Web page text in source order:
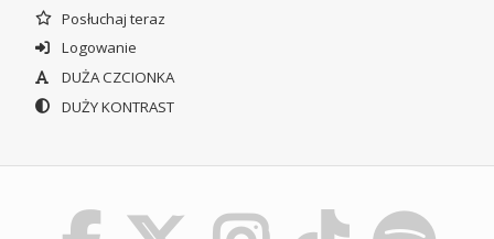
Posłuchaj teraz
Logowanie
DUŻA CZCIONKA
DUŻY KONTRAST